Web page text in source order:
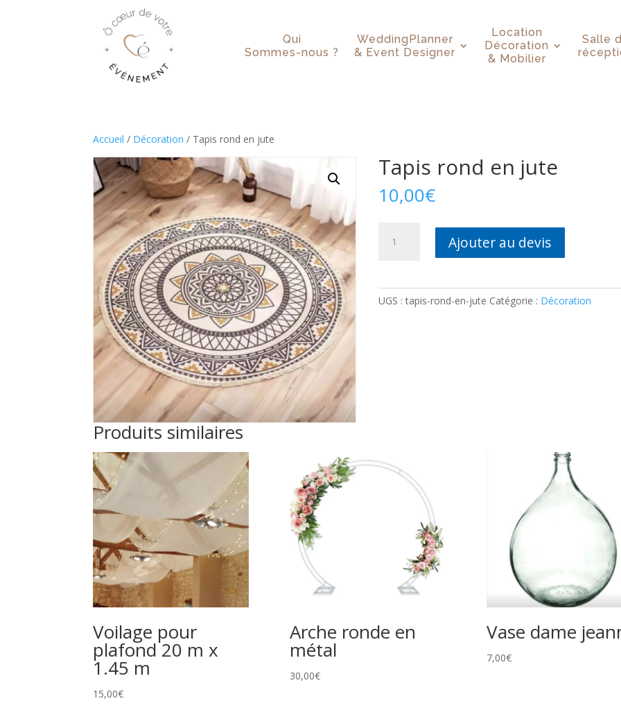
Qui
Sommes-nous ?
WeddingPlanner
& Event Designer
Location
Décoration
& Mobilier
Salle
Accueil / Décoration / Tapis rond en jute
Tapis rond en jute
10,00€
Ajouter au devis
UGS :tapis-rond-en-jute Catégorie : Décoration
Produits similaires
Voilage pour
plafond 20 m x
1.45 m
15,00€
Arche ronde en
métal
30,00€
Vase dame
7,00€